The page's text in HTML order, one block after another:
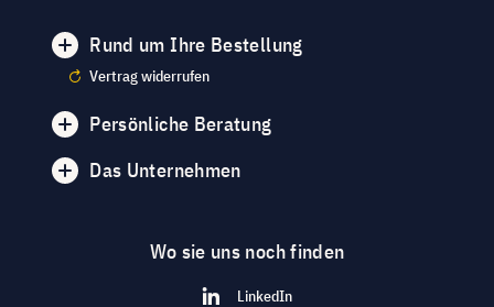
Rund um Ihre Bestellung
Vertrag widerrufen
Persönliche Beratung
Das Unternehmen
Wo sie uns noch finden
LinkedIn